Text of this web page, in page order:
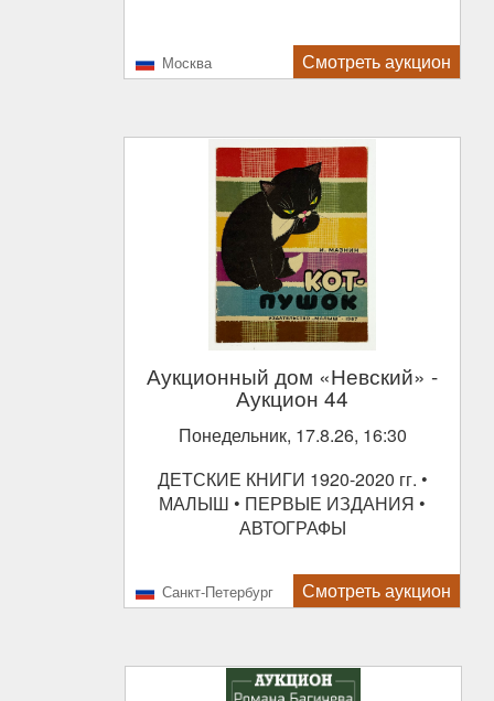
Москва Смотреть аукцион
Аукционный дом «Невский» -
Аукцион 44
Понедельник, 17.8.26, 16:30
ДЕТСКИЕ КНИГИ 1920-2020 гг. •
МАЛЫШ • ПЕРВЫЕ ИЗДАНИЯ •
АВТОГРАФЫ
Санкт-Петербург Смотреть аукцион